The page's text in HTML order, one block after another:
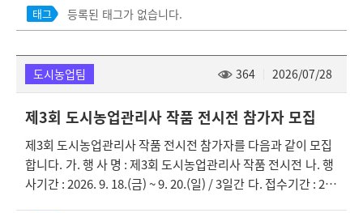
청서 · 증빙자료: 로컬푸드직매장 납품실적(25년 전체), 농업경
영체 등록확인서, 견적서, 영업신고증(용기·포장류 제조업) 등
제출 가능 (우선순위 : 1순위-25년 전체 납품실적, 2순위-26년
상반기 납품실적) ※ 연간 포장재 사용량 등을 고려하여 과도한
수량을 신청하지 않도록 주의 ※자세한 사항(사업지침 및 신청
서 양식)은 붙임참조 ◎ 문의사항 : 파주시농업기술센터 도시농
업과 로컬푸드TF팀(031-940-5205)
는 농가는 신청서 및 신청서류를 제출하여 주시기 바랍니다. 1.
사업명 :2026년 로컬푸드 연중생산체계 구축(생산시설 지원) 사
푸드 직매장으로 등록한 직매장에 납품하는 농업인·생산자단
체 ※ 경기도 로컬푸드 직매장 등록 현황 : 붙임 참조 4.사업내용
: 비닐하우스, 저온저장고 등 생산시설 설치 비용 지원 ※ 붙임
참조 5.신청방법 :파주시농업기술센터 2층 도시농업과 로컬푸
드TF팀 방문신청(파주시 통일로 600) / (우편, 이메일불가) 6.
구비서류 - 로컬푸드 연중생산체계 구축(생산시설 지원) 사업 신
청서(서식 1) - (2025년 전체)로컬푸드 직매장 납품 실적(직매장
태그 등록된 태그가 없습니다.
도시농업팀 364 2026/07/28
제3회 도시농업관리사 작품 전시전 참가자 모집
제3회 도시농업관리사 작품 전시전 참가자를 다음과 같이 모집
합니다. 가. 행 사 명 : 제3회 도시농업관리사 작품 전시전 나. 행
사기간 : 2026. 9. 18.(금) ~ 9. 20.(일) / 3일간 다. 접수기간 : 202